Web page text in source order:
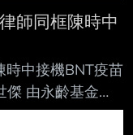
師同框陳時中
中接機BNT疫苗
傑 由永齡基金
買輝瑞BNT疫